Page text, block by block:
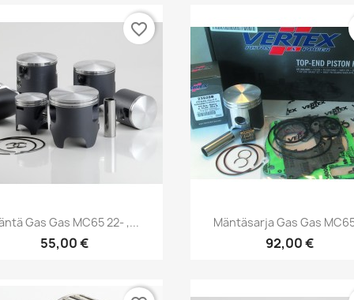
Pikakatselu
Gas Gas MC65 22- ,...
55,00 €
favorite_border
Pikakatselu
Mäntäsarja Gas Gas
92,00 €